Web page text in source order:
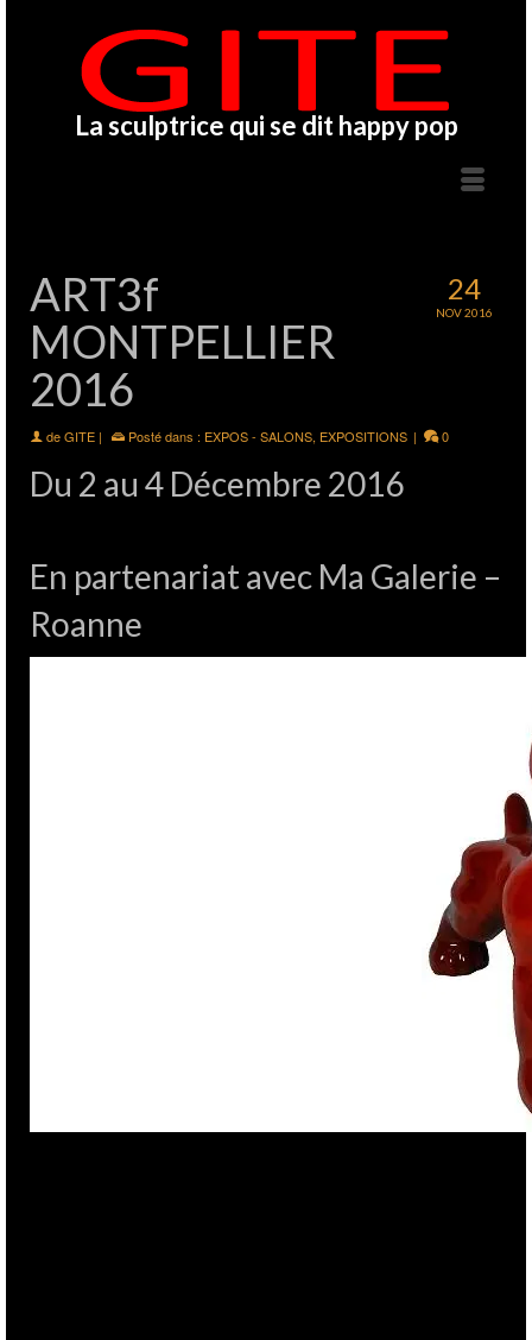
La sculptrice qui se dit happy pop
24
NOV 2016
ART3f
MONTPELLIER
2016
deGITE | Posté dans : EXPOS - SALONS, EXPOSITIONS | 0
Du 2 au 4 Décembre 2016
En partenariat avec Ma Galerie –
Roanne